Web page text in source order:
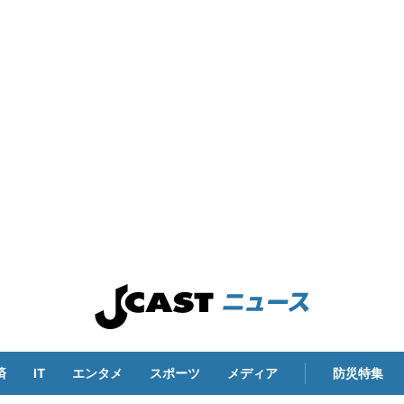
IT エンタメ スポーツ メディア 防災特集